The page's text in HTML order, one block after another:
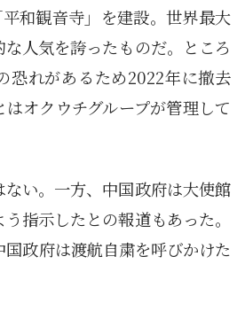
和観音寺」を建設。世界最大
人気を誇ったものだ。ところ
恐れがあるため2022年に撤去
オクウチグループが管理して
い。一方、中国政府は大使館
指示したとの報道もあった。
国政府は渡航自粛を呼びかけた